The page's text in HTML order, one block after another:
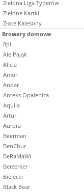
Zielona Liga Typerów
Zielone Kartki
Złote Kalesony
Browary domowe
8pi
Ale Pająk
Alicja
Amor
Andar
Anteks Opalenica
Aquila
Artur
Aurora
Beerman
BenChur
BeRaMaWi
Berzerker
Bielecki
Black Bear